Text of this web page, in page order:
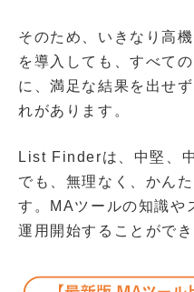
そのため、いきなり高
を導入しても、すべて
に、満足な結果を出せ
れがあります。
List Finderは、中堅、
でも、無理なく、かん
す。MAツールの知識や
運用開始することができ